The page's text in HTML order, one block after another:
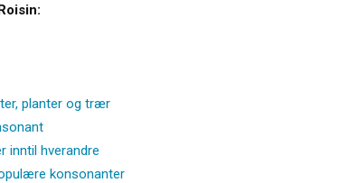
planter og trær
inntil hverandre
konsonanter